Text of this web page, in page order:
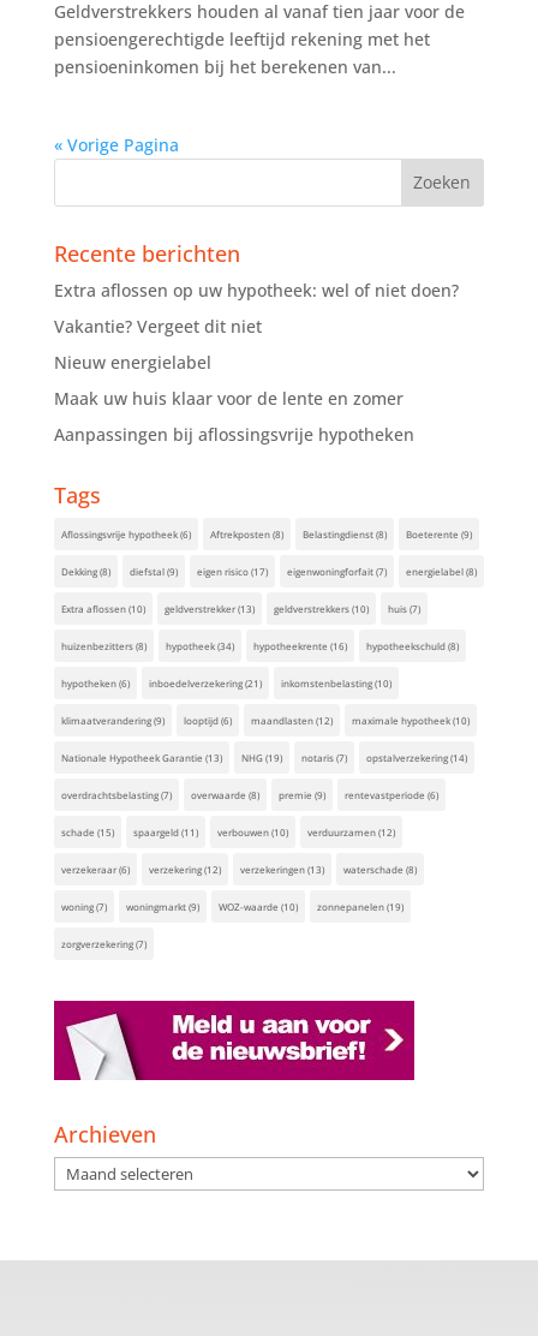
Geldverstrekkers houden al vanaf tien jaar voor de
pensioengerechtigde leeftijd rekening met het
pensioeninkomen bij het berekenen van...
« Vorige Pagina
Recente berichten
Extra aflossen op uw hypotheek: wel of niet doen?
Vakantie? Vergeet dit niet
Nieuw energielabel
Maak uw huis klaar voor de lente en zomer
Aanpassingen bij aflossingsvrije hypotheken
Tags
Aflossingsvrije hypotheek(6) Aftrekposten(8) Belastingdienst(8) Boeterente (9)
Dekking(8) diefstal(9) eigen risico(17) eigenwoningforfait(7) energielabel(8)
Extra aflossen(10) geldverstrekker(13) geldverstrekkers(10) huis(7)
huizenbezitters(8) hypotheek(34) hypotheekrente (16) hypotheekschuld(8)
hypotheken(6) inboedelverzekering(21) inkomstenbelasting(10)
klimaatverandering(9) looptijd(6) maandlasten(12) maximale hypotheek(10)
Nationale Hypotheek Garantie (13) NHG(19) notaris(7) opstalverzekering(14)
overdrachtsbelasting(7) overwaarde (8) premie (9) rentevastperiode (6)
schade (15) spaargeld(11) verbouwen(10) verduurzamen(12)
verzekeraar(6) verzekering(12) verzekeringen(13) waterschade (8)
woning(7) woningmarkt(9) WOZ-waarde (10) zonnepanelen(19)
zorgverzekering(7)
Archieven
Archieven